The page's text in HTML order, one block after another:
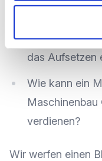
Wie sieht eine
das Aufsetzen
Wie kann ein
verdienen?
Wir werfen einen